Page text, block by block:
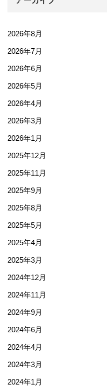
2026年8月
2026年7月
2026年6月
2026年5月
2026年4月
2026年3月
2026年1月
2025年12月
2025年11月
2025年9月
2025年8月
2025年5月
2025年4月
2025年3月
2024年12月
2024年11月
2024年9月
2024年6月
2024年4月
2024年3月
2024年1月